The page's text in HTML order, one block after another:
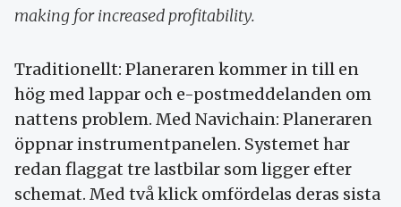
making for increased profitability.
Traditionellt: Planeraren kommer in till en
hög med lappar och e-postmeddelanden om
nattens problem. Med Navichain: Planeraren
öppnar instrumentpanelen. Systemet har
redan flaggat tre lastbilar som ligger efter
schemat. Med två klick omfördelas deras sista